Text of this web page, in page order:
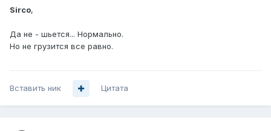
Sirco,
Да не - шьется... Нормально.
Но не грузится все равно.
Вставить ник Цитата